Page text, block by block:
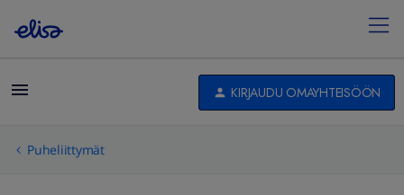
KIRJAUDU OMAYHTEISÖÖN
Puheliittymät